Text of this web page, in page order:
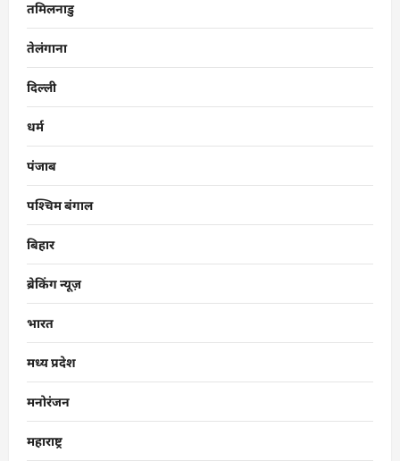
तमिलनाडु
तेलंगाना
दिल्ली
धर्म
पंजाब
पश्चिम बंगाल
बिहार
ब्रेकिंग न्यूज़
भारत
मध्य प्रदेश
मनोरंजन
महाराष्ट्र